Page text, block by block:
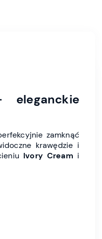
eleganckie
zamknąć
krawędzie i
Ivory Cream i